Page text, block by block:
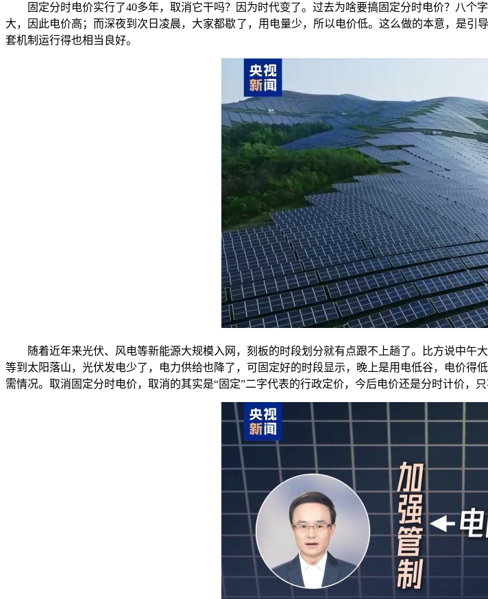
固定分时电价实行了40多年，取消它干吗？因为时代变了。过去为啥要搞固定分时电价？八个
大，因此电价高；而深夜到次日凌晨，大家都歇了，用电量少，所以电价低。这么做的本意，是
套机制运行得也相当良好。
随着近年来光伏、风电等新能源大规模入网，刻板的时段划分就有点跟不上趟了。比方说中午
等到太阳落山，光伏发电少了，电力供给也降了，可固定好的时段显示，晚上是用电低谷，电价
需情况。取消固定分时电价，取消的其实是“固定”二字代表的行政定价，今后电价还是分时计价，